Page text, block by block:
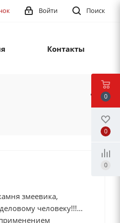
Поиск
Войти
Контакты
змеевика,
человеку!!!
0
0
0